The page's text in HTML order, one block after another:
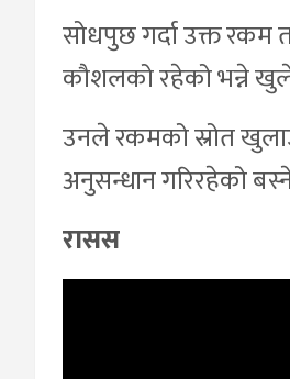
सोधपुछ गर्दा उक्त रकम
कौशलको रहेको भन्ने
उनले रकमको स्रोत
अनुसन्धान गरिरहेको
रासस